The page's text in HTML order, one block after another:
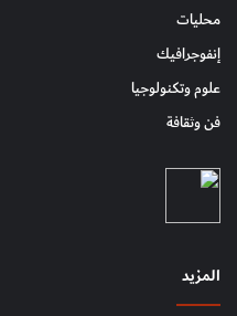
محليات
إنفوجرافيك
علوم وتكنولوجيا
فن وثقافة
المزيد